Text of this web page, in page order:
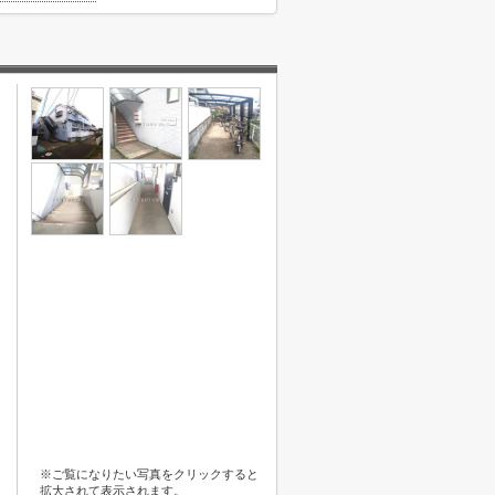
※ご覧になりたい写真をクリックすると
拡大されて表示されます。